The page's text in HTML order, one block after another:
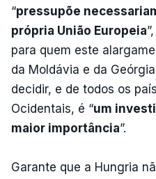
“pressupõe
própria União Europeia
para quem este
da Moldávia e da
decidir, e de todos os
Ocidentais, é “um
maior importância”.
Garante que a Hungria